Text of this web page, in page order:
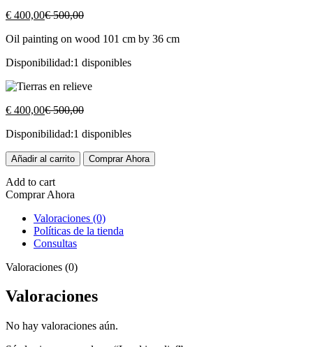
€ 400,00El
actual
€ 400,00.
€500,00El
original
€ 500,00.
Oil painting on wood 101 cm by 36 cm
Disponibilidad:1 disponibles
€ 400,00El
actual
€ 400,00.
€500,00El
original
€ 500,00.
Disponibilidad:1 disponibles
Land
in
relief
cantidad
Añadir al carrito Comprar Ahora
Add to cart
Comprar Ahora
Valoraciones (0)
Políticas de la tienda
Consultas
Valoraciones (0)
Valoraciones
No hay valoraciones aún.